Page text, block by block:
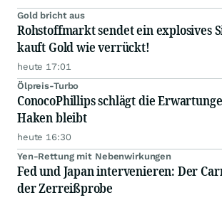
Gold bricht aus
Rohstoffmarkt sendet ein explosives
kauft Gold wie verrückt!
heute 17:01
Ölpreis-Turbo
ConocoPhillips schlägt die
Haken bleibt
heute 16:30
Yen-Rettung mit Nebenwirkungen
Fed und Japan intervenieren: Der
der Zerreißprobe